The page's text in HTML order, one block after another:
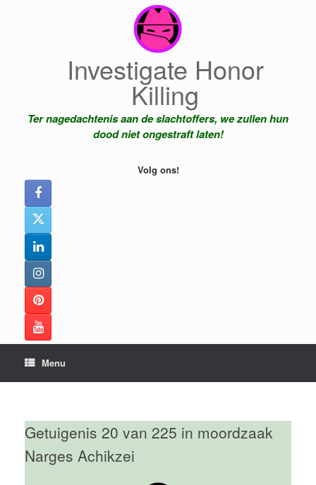
Investigate Honor
Killing
Ter nagedachtenis aan de slachtoffers, we zullen hun
dood niet ongestraft laten!
Volg ons!
Menu
Getuigenis 20 van 225 in moordzaak
Narges Achikzei